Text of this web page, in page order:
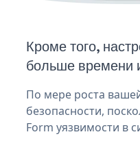
Кроме того,
больше времени
По мере роста
безопасности,
Form уязвимости в